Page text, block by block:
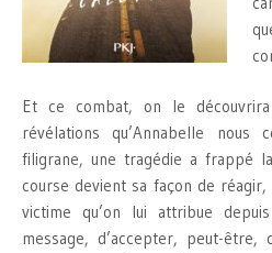
Et ce combat, on le
révélations qu’Annabelle
filigrane, une tragédie a frappé
course devient sa façon de
victime qu’on lui attribue
message, d’accepter, peut-